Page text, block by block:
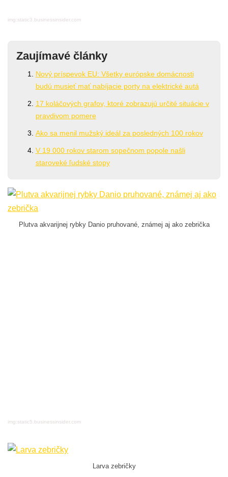
img:static3.businessinsider.com
Zaujímavé články
Nový príspevok EU: Všetky európske domácnosti
budú musieť mať nabíjacie porty na elektrické autá
17 koláčových grafov, ktoré zobrazujú určité situácie v
pravdivom pomere
Ako sa menil mužský ideál za posledných 100 rokov
V 19 000 rokov starom sopečnom popole našli
staroveké ľudské stopy
Plutva akvarijnej rybky Danio pruhované, známej aj ako zebrička
img:static5.businessinsider.com
Larva zebričky